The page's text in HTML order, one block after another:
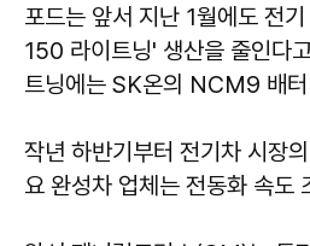
포드는 앞서 지난 1월에도 전
150 라이트닝' 생산을 줄인다
트닝에는 SK온의 NCM9 배
작년 하반기부터 전기차 시장
요 완성차 업체는 전동화 속도